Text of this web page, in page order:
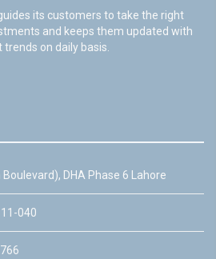
its customers to take the right
and keeps them updated with
on daily basis.
DHA Phase 6 Lahore
040